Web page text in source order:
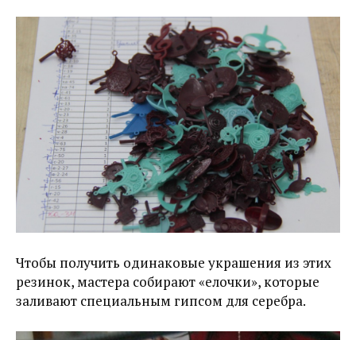
Чтобы получить одинаковые украшения из этих
резинок, мастера собирают «елочки», которые
заливают специальным гипсом для серебра.